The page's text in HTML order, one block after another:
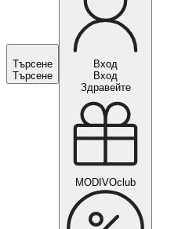
Търсене
Търсене
Вход
Вход
Здравейте
MODIVOclub